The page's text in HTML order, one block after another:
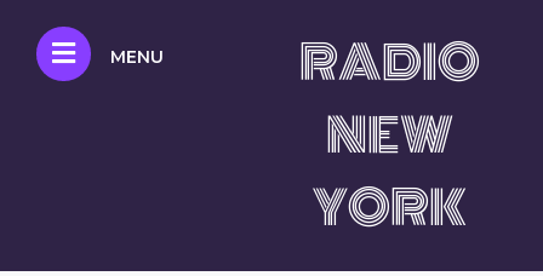
MENU
RADIO
NEW
YORK